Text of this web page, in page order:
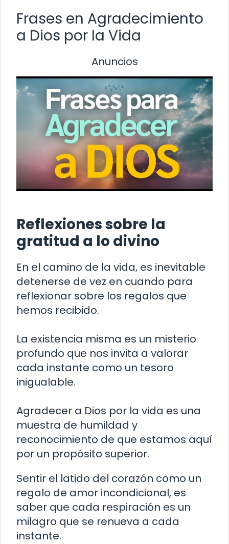
Frases en Agradecimiento
a Dios por la Vida
Anuncios
Reflexiones sobre la
gratitud a lo divino
En el camino de la vida, es inevitable
detenerse de vez en cuando para
reflexionar sobre los regalos que
hemos recibido.
La existencia misma es un misterio
profundo que nos invita a valorar
cada instante como un tesoro
inigualable.
Agradecer a Dios por la vida es una
muestra de humildad y
reconocimiento de que estamos aquí
por un propósito superior.
Sentir el latido del corazón como un
regalo de amor incondicional, es
saber que cada respiración es un
milagro que se renueva a cada
instante.